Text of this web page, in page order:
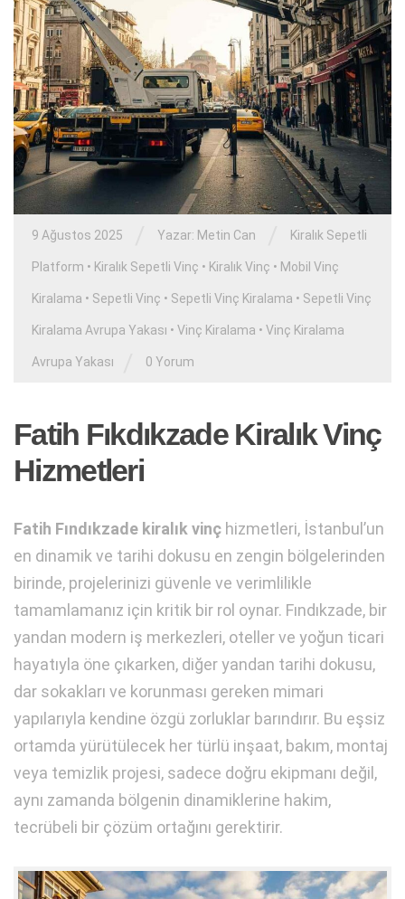
9 Ağustos 2025 Yazar: Metin Can Kiralık Sepetli
Platform • Kiralık Sepetli Vinç • Kiralık Vinç • Mobil Vinç
Kiralama • Sepetli Vinç • Sepetli Vinç Kiralama • Sepetli Vinç
Kiralama Avrupa Yakası • Vinç Kiralama • Vinç Kiralama
Avrupa Yakası 0 Yorum
Fatih Fıkdıkzade Kiralık Vinç
Hizmetleri
Fatih Fındıkzade kiralık vinç hizmetleri, İstanbul’un
en dinamik ve tarihi dokusu en zengin bölgelerinden
birinde, projelerinizi güvenle ve verimlilikle
tamamlamanız için kritik bir rol oynar. Fındıkzade, bir
yandan modern iş merkezleri, oteller ve yoğun ticari
hayatıyla öne çıkarken, diğer yandan tarihi dokusu,
dar sokakları ve korunması gereken mimari
yapılarıyla kendine özgü zorluklar barındırır. Bu eşsiz
ortamda yürütülecek her türlü inşaat, bakım, montaj
veya temizlik projesi, sadece doğru ekipmanı değil,
aynı zamanda bölgenin dinamiklerine hakim,
tecrübeli bir çözüm ortağını gerektirir.